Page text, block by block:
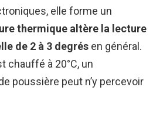
elle forme un
thermique altère la lecture
de 2 à 3 degrés en général.
chauffé à 20°C, un
poussière peut n’y percevoir